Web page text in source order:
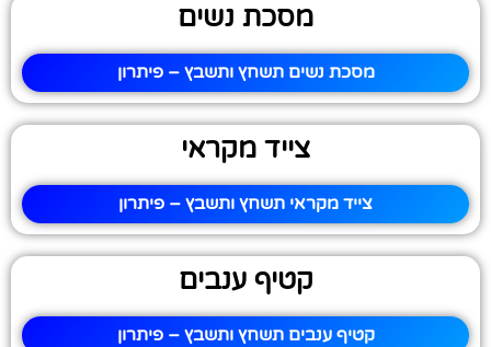
מסכת נשים
מסכת נשים תשחץ ותשבץ – פיתרון
צייד מקראי
צייד מקראי תשחץ ותשבץ – פיתרון
קטיף ענבים
קטיף ענבים תשחץ ותשבץ – פיתרון